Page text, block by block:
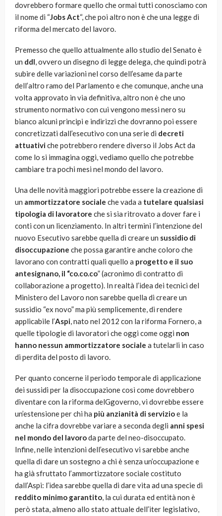
dovrebbero formare quello che ormai tutti conosciamo con
il nome di “Jobs Act“, che poi altro non è che una legge di
riforma del mercato del lavoro.
Premesso che quello attualmente allo studio del Senato è
un ddl, ovvero un disegno di legge delega, che quindi potrà
subire delle variazioni nel corso dell’esame da parte
dell’altro ramo del Parlamento e che comunque, anche una
volta approvato in via definitiva, altro non è che uno
strumento normativo con cui vengono messi nero su
bianco alcuni principi e indirizzi che dovranno poi essere
concretizzati dall’esecutivo con una serie di decreti
attuativiche potrebbero rendere diverso il Jobs Act da
come lo si immagina oggi, vediamo quello che potrebbe
cambiare tra pochi mesi nel mondo del lavoro.
Una delle novità maggiori potrebbe essere la creazione di
un ammortizzatore sociale che vada a tutelare qualsiasi
tipologia di lavoratore che si sia ritrovato a dover fare i
conti con un licenziamento. In altri termini l’intenzione del
nuovo Esecutivo sarebbe quella di creare un sussidio di
disoccupazione che possa garantire anche coloro che
lavorano con contratti quali quello a progetto e il suo
antesignano, il “co.co.co” (acronimo di contratto di
collaborazione a progetto). In realtà l’idea dei tecnici del
Ministero del Lavoro non sarebbe quella di creare un
sussidio “ex novo” ma più semplicemente, di rendere
applicabile l’Aspi, nato nel 2012 con la riforma Fornero, a
quelle tipologie di lavoratori che oggi come oggi non
hanno nessun ammortizzatore sociale a tutelarli in caso
di perdita del posto di lavoro.
Per quanto concerne il periodo temporale di applicazione
dei sussidi per la disoccupazione così come dovrebbero
diventare con la riforma delGgoverno, vi dovrebbe essere
un’estensione per chi ha più anzianità di servizioe la
anche la cifra dovrebbe variare a seconda degli anni spesi
nel mondo del lavoroda parte del neo-disoccupato.
Infine, nelle intenzioni dell’esecutivo vi sarebbe anche
quella di dare un sostegno a chi è senza un’occupazione e
ha già sfruttato l’ammortizzatore sociale costituto
dall’Aspi: l’idea sarebbe quella di dare vita ad una specie di
reddito minimo garantito, la cui durata ed entità non è
però stata, almeno allo stato attuale dell’iter legislativo,